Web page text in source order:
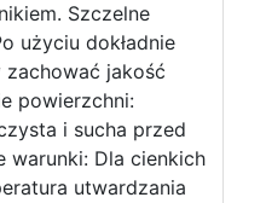
Szczelne
użyciu dokładnie
zachować jakość
powierzchni:
i sucha przed
warunki: Dla cienkich
utwardzania